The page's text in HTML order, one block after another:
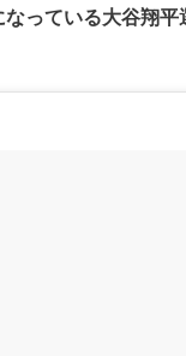
なっている大谷翔平